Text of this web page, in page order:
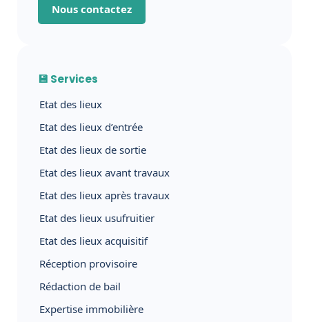
Nous contactez
💾 Services
Etat des lieux
Etat des lieux d’entrée
Etat des lieux de sortie
Etat des lieux avant travaux
Etat des lieux après travaux
Etat des lieux usufruitier
Etat des lieux acquisitif
Réception provisoire
Rédaction de bail
Expertise immobilière